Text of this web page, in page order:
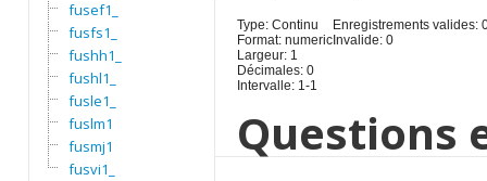
fusef1_
fusfs1_
fushh1_
fushl1_
fusle1_
fuslm1
fusmj1
fusvi1_
Type: Continu
Format: numeric
Largeur: 1
Décimales: 0
Intervalle: 1-1
Enregistrements valides:
Invalide: 0
Questions